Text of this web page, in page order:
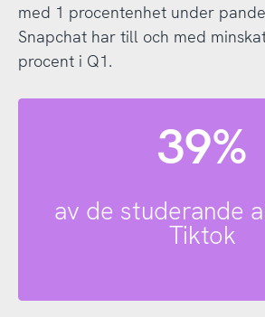
med 1 procentenhet under
Snapchat har till och med
procent i Q1.
39%
av de studerande
Tiktok